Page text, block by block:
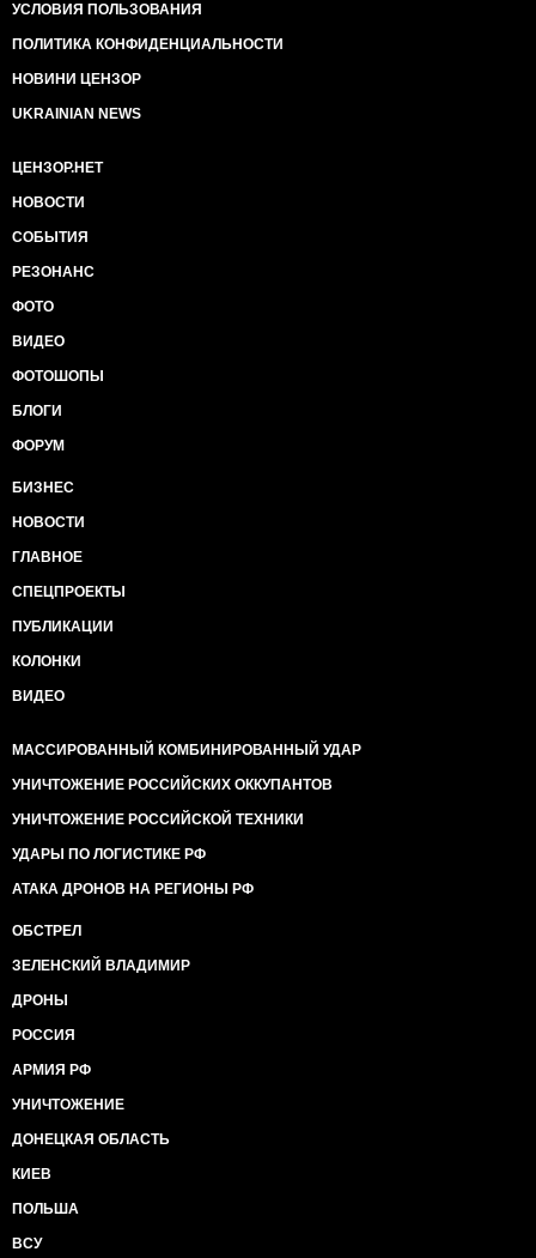
УСЛОВИЯ ПОЛЬЗОВАНИЯ
ПОЛИТИКА КОНФИДЕНЦИАЛЬНОСТИ
НОВИНИ ЦЕНЗОР
UKRAINIAN NEWS
ЦЕНЗОР.НЕТ
НОВОСТИ
СОБЫТИЯ
РЕЗОНАНС
ФОТО
ВИДЕО
ФОТОШОПЫ
БЛОГИ
ФОРУМ
БИЗНЕС
НОВОСТИ
ГЛАВНОЕ
СПЕЦПРОЕКТЫ
ПУБЛИКАЦИИ
КОЛОНКИ
ВИДЕО
МАССИРОВАННЫЙ КОМБИНИРОВАННЫЙ УДАР
УНИЧТОЖЕНИЕ РОССИЙСКИХ ОККУПАНТОВ
УНИЧТОЖЕНИЕ РОССИЙСКОЙ ТЕХНИКИ
УДАРЫ ПО ЛОГИСТИКЕ РФ
АТАКА ДРОНОВ НА РЕГИОНЫ РФ
ОБСТРЕЛ
ЗЕЛЕНСКИЙ ВЛАДИМИР
ДРОНЫ
РОССИЯ
АРМИЯ РФ
УНИЧТОЖЕНИЕ
ДОНЕЦКАЯ ОБЛАСТЬ
КИЕВ
ПОЛЬША
ВСУ